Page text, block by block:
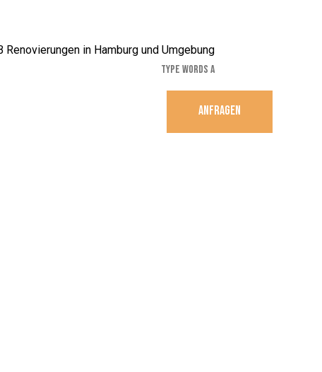
ANFRAGEN